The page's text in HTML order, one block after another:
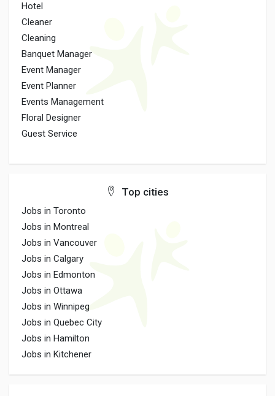
Hotel
Cleaner
Cleaning
Banquet Manager
Event Manager
Event Planner
Events Management
Floral Designer
Guest Service
Top cities
Jobs in Toronto
Jobs in Montreal
Jobs in Vancouver
Jobs in Calgary
Jobs in Edmonton
Jobs in Ottawa
Jobs in Winnipeg
Jobs in Quebec City
Jobs in Hamilton
Jobs in Kitchener